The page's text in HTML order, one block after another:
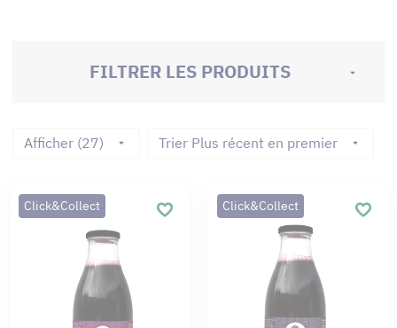
FILTRER LES PRODUITS
Afficher (27) Trier Plus récent en premier
Click&Collect Click&Collect